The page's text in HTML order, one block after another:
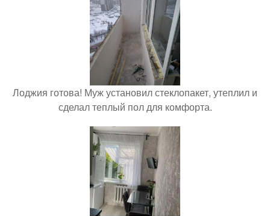
Лоджия готова! Муж установил стеклопакет, утеплил и
сделал теплый пол для комфорта.